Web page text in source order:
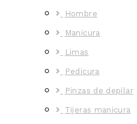
Hombre
Manicura
Limas
Pedicura
Pinzas de depilar
Tijeras manicura